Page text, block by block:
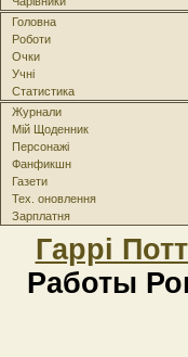
Головна
Роботи
Очки
Учні
Статистика
Журнали
Мій Щоденник
Персонажі
Фанфикшн
Газети
Тех. оновлення
Зарплатня
Гаррі
Работы